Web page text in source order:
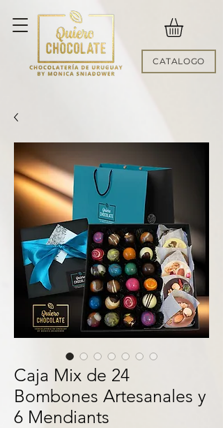
CATALOGO
Caja Mix de 24
Bombones Artesanales y
6 Mendiants